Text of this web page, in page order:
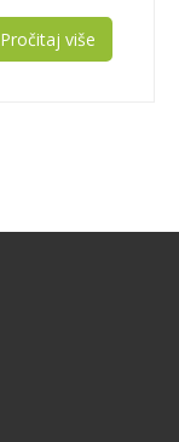
Pročitaj više